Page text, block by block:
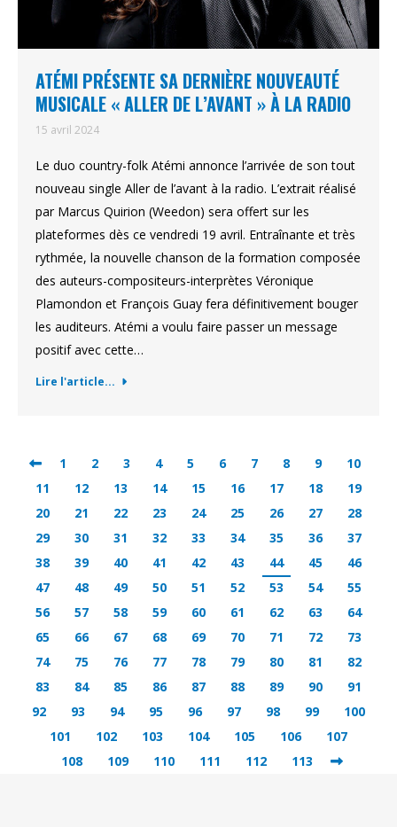
ATÉMI PRÉSENTE SA DERNIÈRE NOUVEAUTÉ
MUSICALE « ALLER DE L’AVANT » À LA RADIO
15 avril 2024
Le duo country-folk Atémi annonce l’arrivée de son tout
nouveau single Aller de l’avant à la radio. L’extrait réalisé
par Marcus Quirion (Weedon) sera offert sur les
plateformes dès ce vendredi 19 avril. Entraînante et très
rythmée, la nouvelle chanson de la formation composée
des auteurs-compositeurs-interprètes Véronique
Plamondon et François Guay fera définitivement bouger
les auditeurs. Atémi a voulu faire passer un message
positif avec cette…
Lire l'article...
1 2 3 4 5 6 7 8 9
10
11
12 13 14 15 16 17 18
19
20
21 22 23 24 25 26 27
28
29
30 31 32 33 34 35 36
37
38
39 40 41 42 43 44 45
46
47
48 49 50 51 52 53 54
55
56
57 58 59 60 61 62 63
64
65
66 67 68 69 70 71 72
73
74
75 76 77 78 79 80 81
82
83
84 85 86 87 88 89 90
91
92
93 94 95 96 97 98 99
100
101
102 103 104 105 106
107
108
109 110 111 112 113